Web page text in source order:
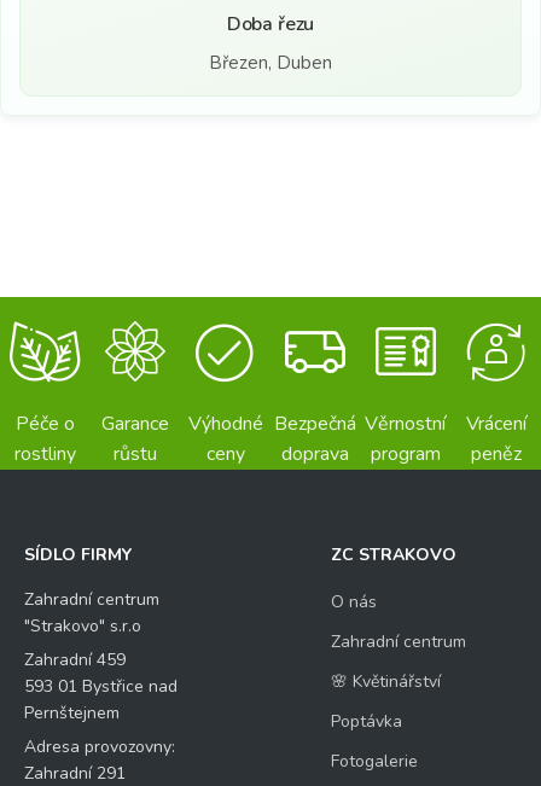
Doba řezu
Březen, Duben
Péče o
rostliny
Garance
růstu
Výhodné
ceny
Bezpečná
doprava
Věrnostní
program
Vrácení
peněz
SÍDLO FIRMY
Zahradní centrum
"Strakovo" s.r.o
Zahradní 459
593 01 Bystřice nad
Pernštejnem
Adresa provozovny:
Zahradní 291
ZC STRAKOVO
O nás
Zahradní centrum
🌸 Květinářství
Poptávka
Fotogalerie